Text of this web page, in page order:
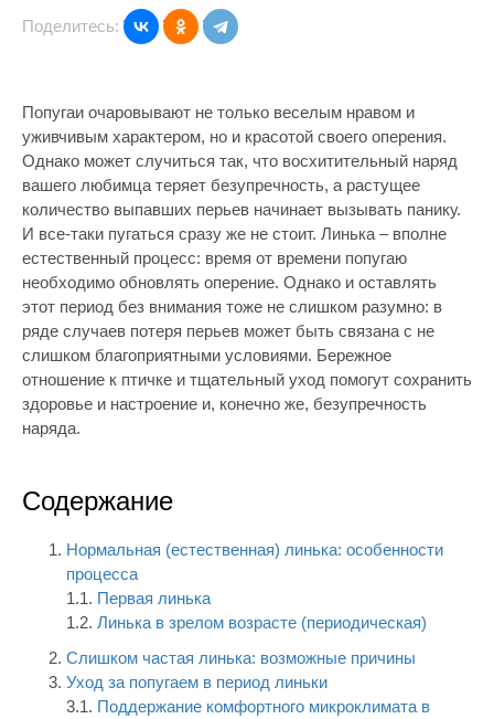
Поделитесь:
Попугаи очаровывают не только веселым нравом и
уживчивым характером, но и красотой своего оперения.
Однако может случиться так, что восхитительный наряд
вашего любимца теряет безупречность, а растущее
количество выпавших перьев начинает вызывать панику.
И все-таки пугаться сразу же не стоит. Линька – вполне
естественный процесс: время от времени попугаю
необходимо обновлять оперение. Однако и оставлять
этот период без внимания тоже не слишком разумно: в
ряде случаев потеря перьев может быть связана с не
слишком благоприятными условиями. Бережное
отношение к птичке и тщательный уход помогут сохранить
здоровье и настроение и, конечно же, безупречность
наряда.
Содержание
Нормальная (естественная) линька: особенности
процесса
1.1. Первая линька
1.2. Линька в зрелом возрасте (периодическая)
Слишком частая линька: возможные причины
Уход за попугаем в период линьки
3.1. Поддержание комфортного микроклимата в